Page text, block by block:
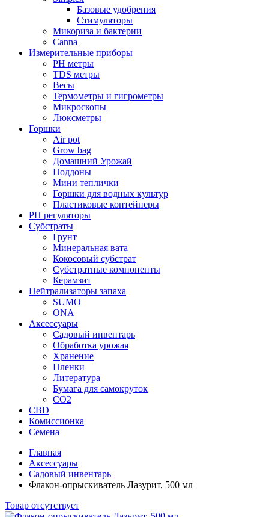
Базовые удобрения
Стимуляторы
Микориза и бактерии
Canna
Измерительные приборы
PH метры
TDS метры
Весы
Термометры и гигрометры
Микроскопы
Люксметры
Горшки
Air pot
Grow bag
Домашний Урожай
Поддоны
Мини теплички
Горшки для водных культур
Пластиковые контейнеры
PH регуляторы
Субстраты
Грунт
Минеральная вата
Кокосовый субстрат
Субстратные компоненты
Керамзит
Нейтрализаторы запаха
SUMO
ONA
Аксессуары
Садовый инвентарь
Обработка урожая
Хранение
Пленки
Литература
Бумага для самокруток
CO2
CBD
Комисcионка
Семена
Главная
Аксессуары
Садовый инвентарь
Флакон-опрыскиватель Лазурит, 500 мл
Товар отсутствует